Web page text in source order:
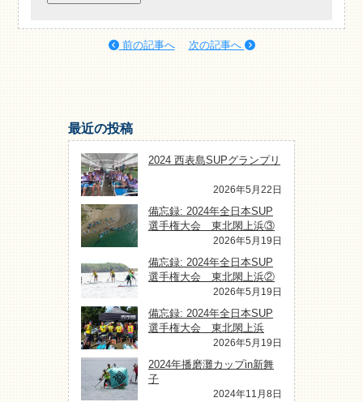
前の記事へ 次の記事へ
最近の投稿
2024 西表島SUPグランプリ
2026年5月22日
備忘録: 2024年全日本SUP
選手権大会 東北閖上浜③
2026年5月19日
備忘録: 2024年全日本SUP
選手権大会 東北閖上浜②
2026年5月19日
備忘録: 2024年全日本SUP
選手権大会 東北閖上浜
2026年5月19日
2024年播磨灘カップin新舞
子
2024年11月8日